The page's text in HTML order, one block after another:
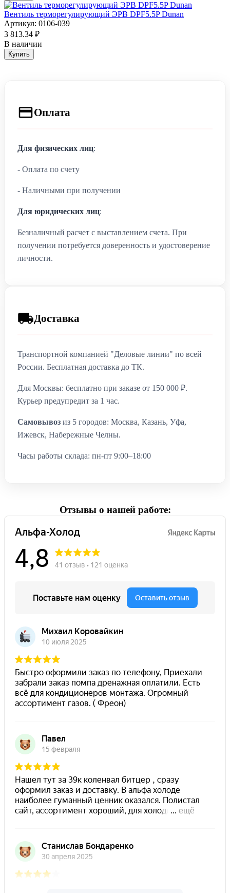
Вентиль терморегулирующий ЭРВ DPF5.5P Dunan
Артикул: 0106-039
3 813.34 ₽
В наличии
Купить
Оплата
Для физических лиц:
- Оплата по счету
- Наличными при получении
Для юридических лиц:
Безналичный расчет с выставлением счета. При
получении потребуется доверенность и удостоверение
личности.
Доставка
Транспортной компанией "Деловые линии" по всей
России. Бесплатная доставка до ТК.
Для Москвы: бесплатно при заказе от 150 000 ₽.
Курьер предупредит за 1 час.
Самовывоз из 5 городов: Москва, Казань, Уфа,
Ижевск, Набережные Челны.
Часы работы склада: пн-пт 9:00–18:00
Отзывы о нашей работе: